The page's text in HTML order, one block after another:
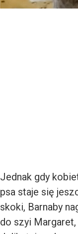
Jednak gdy
psa staje się
skoki, Barnaby
do szyi